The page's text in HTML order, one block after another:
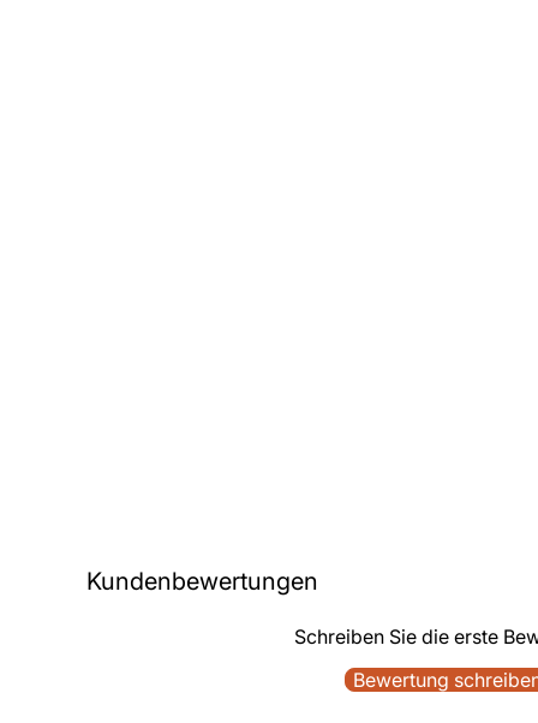
Kundenbewertungen
Schreiben Sie die erste
Bewertung